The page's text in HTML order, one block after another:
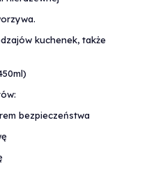
kuchenek, także
bezpieczeństwa